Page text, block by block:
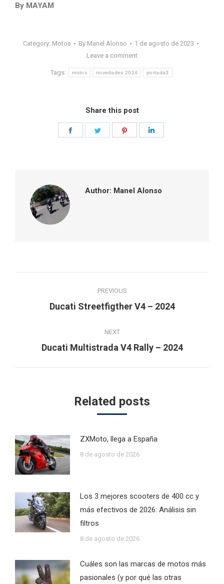
By MAYAM
Category: Motos By Manel Alonso
1 de agosto de 2023
Leave a comment
Tags: motos novedades 2024 portada3
Share this post
Author: Manel Alonso
navigation
PREVIOUS
Previous
Ducati Streetfigther V4 – 2024
NEXT
Next
Ducati Multistrada V4 Rally – 2024
Related posts
ZXMoto, llega a España
8 de agosto de 2026
Los 3 mejores scooters de 400 cc y
más efectivos de 2026: Análisis sin
filtros
8 de agosto de 2026
Cuáles son las marcas de motos más
pasionales (y por qué las otras